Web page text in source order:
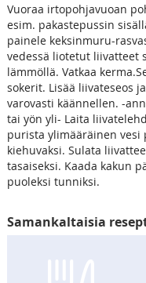
Vuoraa irtopohjavuoan
esim. pakastepussin
painele keksinmuru-
vedessä liotetut liivatteet
lämmöllä. Vatkaa
sokerit. Lisää liivateseos
varovasti käännellen. -
tai yön yli- Laita
purista ylimääräinen vesi
kiehuvaksi. Sulata
tasaiseksi. Kaada kakun
puoleksi tunniksi.
Samankaltaisia